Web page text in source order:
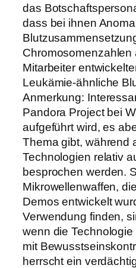
das
dass bei ihnen
Chromosomenzahlen
Mitarbeiter
Leukämie-ähnliche
Anmerkung:
Pandora Project bei
aufgeführt wird, es
Thema gibt, während
Technologien relativ
besprochen werden.
Mikrowellenwaffen,
Demos entwickelt
Verwendung finden,
wenn die
mit
herrscht ein